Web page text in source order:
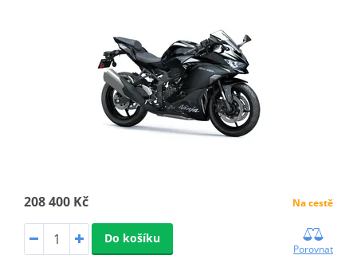
208 400 Kč Na cestě
Do košíku
Porovnat